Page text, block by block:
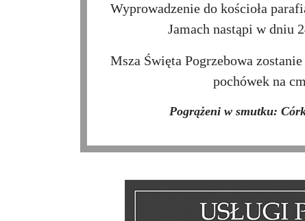
Wyprowadzenie do kościoła
Jamach nastąpi w dniu
Msza Święta Pogrzebowa
pochówek na
Pogrążeni w smutku: